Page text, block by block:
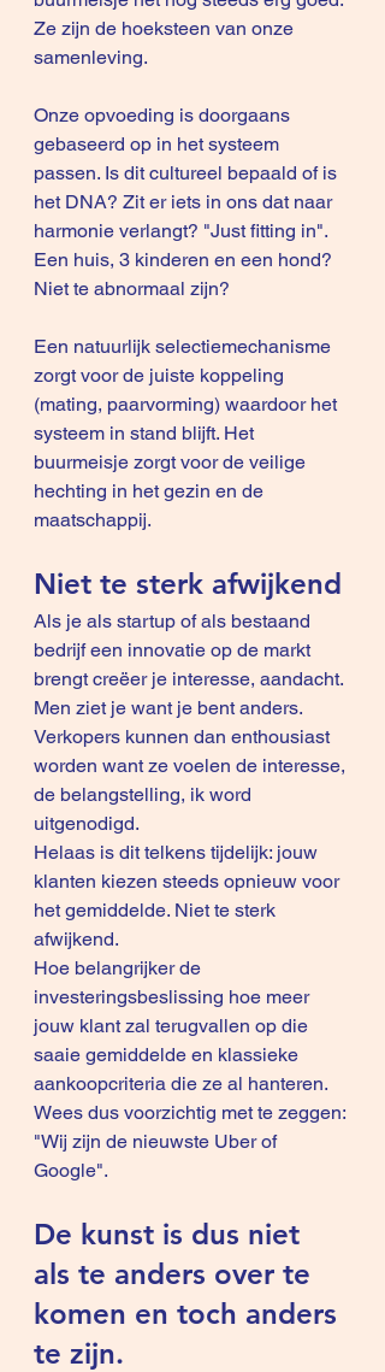
Ze zijn de hoeksteen van onze
samenleving.
Onze opvoeding is doorgaans
gebaseerd op in het systeem
passen. Is dit cultureel bepaald of is
het DNA? Zit er iets in ons dat naar
harmonie verlangt? "Just fitting in".
Een huis, 3 kinderen en een hond?
Niet te abnormaal zijn?
Een natuurlijk selectiemechanisme
zorgt voor de juiste koppeling
(mating, paarvorming) waardoor het
systeem in stand blijft. Het
buurmeisje zorgt voor de veilige
hechting in het gezin en de
maatschappij.
Niet te sterk afwijkend
Als je als startup of als bestaand
bedrijf een innovatie op de markt
brengt creëer je interesse, aandacht.
Men ziet je want je bent anders.
Verkopers kunnen dan enthousiast
worden want ze voelen de interesse,
de belangstelling, ik word
uitgenodigd.
Helaas is dit telkens tijdelijk: jouw
klanten kiezen steeds opnieuw voor
het gemiddelde. Niet te sterk
afwijkend.
Hoe belangrijker de
investeringsbeslissing hoe meer
jouw klant zal terugvallen op die
saaie gemiddelde en klassieke
aankoopcriteria die ze al hanteren.
Wees dus voorzichtig met te zeggen:
"Wij zijn de nieuwste Uber of
Google".
De kunst is dus niet
als te anders over te
komen en toch anders
te zijn.